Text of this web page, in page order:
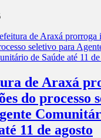
de Araxá
do processo
11 de agosto